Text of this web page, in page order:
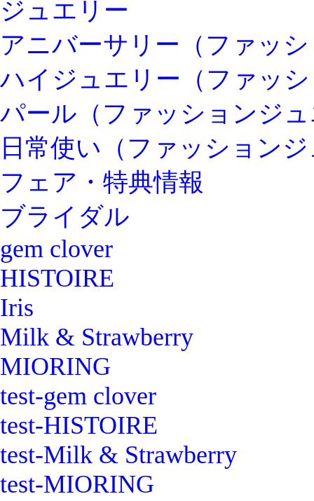
ジュエリー
アニバーサリー（ファッ
ハイジュエリー（ファッ
パール（ファッションジ
日常使い（ファッション
フェア・特典情報
ブライダル
gem clover
HISTOIRE
Iris
Milk & Strawberry
MIORING
test-gem clover
test-HISTOIRE
test-Milk & Strawberry
test-MIORING